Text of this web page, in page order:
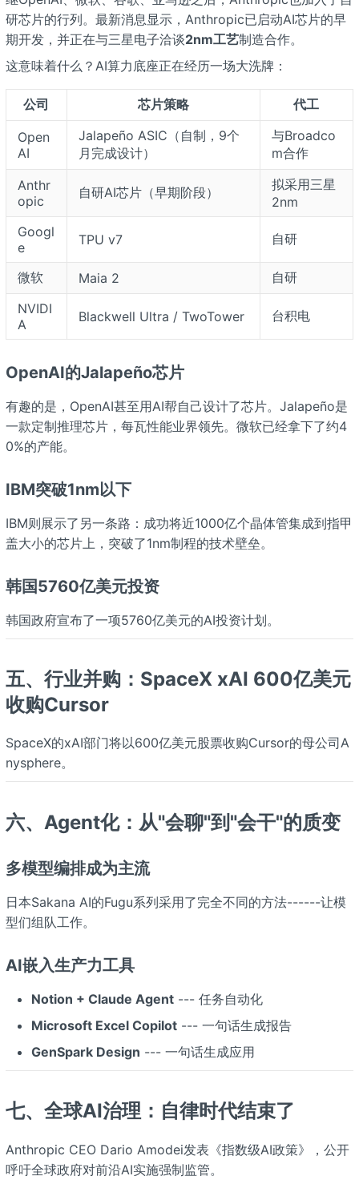
研芯片的行列。最新消息显示，Anthropic已启动AI芯片的早
期开发，并正在与三星电子洽谈2nm工艺制造合作。
这意味着什么？AI算力底座正在经历一场大洗牌：
公司 芯片策略 代工
Open
AI
Jalapeño ASIC（自制，9个
月完成设计）
与Broadco
m合作
Anthr
opic
自研AI芯片（早期阶段）
拟采用三星
2nm
Googl
e
TPU v7 自研
微软 Maia 2
自研
NVIDI
A
Blackwell Ultra / TwoTower 台积电
OpenAI的Jalapeño芯片
有趣的是，OpenAI甚至用AI帮自己设计了芯片。Jalapeño是
一款定制推理芯片，每瓦性能业界领先。微软已经拿下了约4
0%的产能。
IBM突破1nm以下
IBM则展示了另一条路：成功将近1000亿个晶体管集成到指甲
盖大小的芯片上，突破了1nm制程的技术壁垒。
韩国5760亿美元投资
韩国政府宣布了一项5760亿美元的AI投资计划。
五、行业并购：SpaceX xAI 600亿美元
收购Cursor
SpaceX的xAI部门将以600亿美元股票收购Cursor的母公司A
nysphere。
六、Agent化：从"会聊"到"会干"的质变
多模型编排成为主流
日本Sakana AI的Fugu系列采用了完全不同的方法------让模
型们组队工作。
AI嵌入生产力工具
Notion + Claude Agent--- 任务自动化
Microsoft Excel Copilot--- 一句话生成报告
GenSpark Design --- 一句话生成应用
七、全球AI治理：自律时代结束了
Anthropic CEO Dario Amodei发表《指数级AI政策》，公开
呼吁全球政府对前沿AI实施强制监管。